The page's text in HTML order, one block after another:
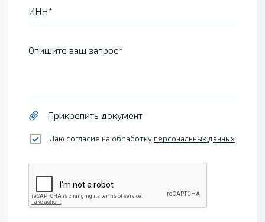
ИНН
Опишите ваш запрос
Прикрепить документ
Даю согласие на обработку персональных данных